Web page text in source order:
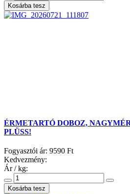
ÉRMETARTÓ DOBOZ,
PLÜSS!
Fogyasztói ár: 9590 Ft
Kedvezmény:
Ár / kg: